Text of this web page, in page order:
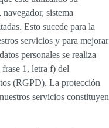
sistema
Esto sucede para la
servicios y para mejorar
personales se realiza
1, letra f) del
(RGPD). La protección
servicios constituyen